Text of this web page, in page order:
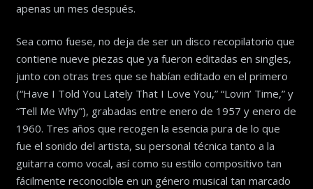
apenas un mes después.
Sea como fuese, no deja de ser un disco recopilatorio que
contiene nueve piezas que ya fueron editadas en singles,
junto con otras tres que se habían editado en el primero
(“Have I Told You Lately That I Love You,” “Lovin’ Time,” y
“Tell Me Why”), grabadas entre enero de 1957 y enero de
1960. Tres años que recogen la esencia pura de lo que
fue el sonido del artista, su personal técnica tanto a la
guitarra como vocal, así como su estilo compositivo tan
fácilmente reconocible en un género musical tan marcado